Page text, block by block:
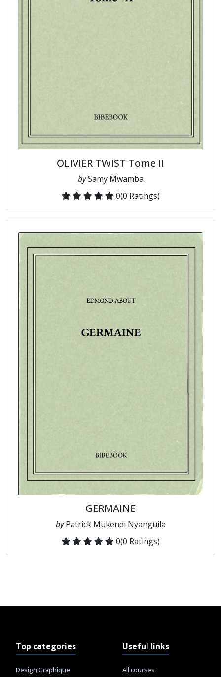
OLIVIER TWIST Tome II
bySamy Mwamba
0(0 Ratings)
GERMAINE
byPatrick Mukendi Nyanguila
0(0 Ratings)
Top categories
Design Graphique
Useful links
All courses